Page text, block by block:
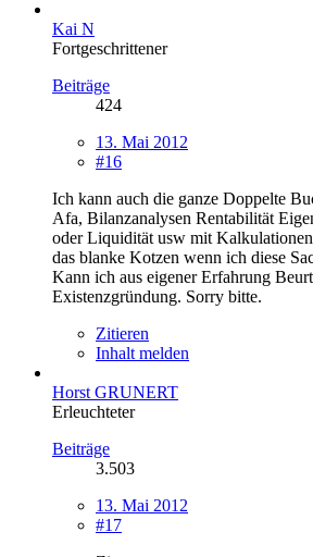
Kai N
Fortgeschrittener
Beiträge
424
13. Mai 2012
#16
Ich kann auch die ganze Doppelte
Afa, Bilanzanalysen Rentabilität
oder Liquidität usw mit
das blanke Kotzen wenn ich diese
Kann ich aus eigener Erfahrung
Existenzgründung. Sorry bitte.
Zitieren
Inhalt melden
Horst GRUNERT
Erleuchteter
Beiträge
3.503
13. Mai 2012
#17